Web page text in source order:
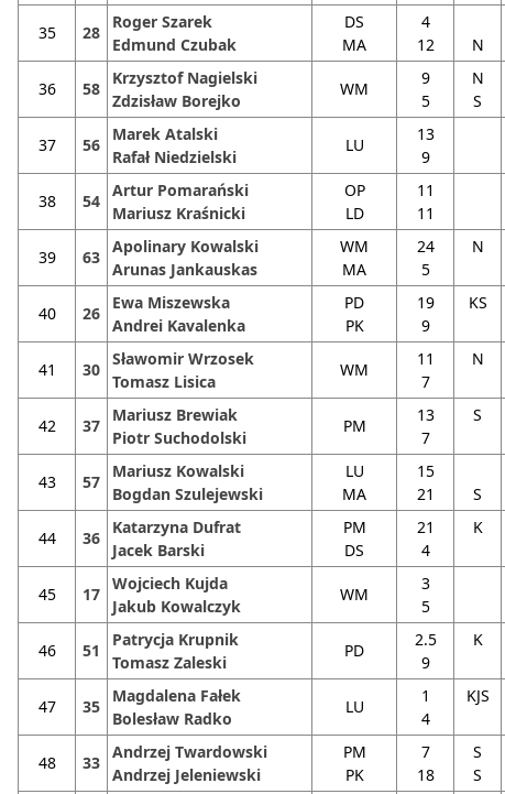
35 28
Roger Szarek
Edmund Czubak
DS
MA
4
12
N
36 58
Krzysztof Nagielski
Zdzisław Borejko
WM
9
5
N
S
37 56
Marek Atalski
Rafał Niedzielski
LU
13
9
38 54
Artur Pomarański
Mariusz Kraśnicki
OP
LD
11
11
39 63
Apolinary Kowalski
Arunas Jankauskas
WM
MA
24
5
N
40 26
Ewa Miszewska
Andrei Kavalenka
PD
PK
19
9
KS
41 30
Sławomir Wrzosek
Tomasz Lisica
WM
11
7
N
42 37
Mariusz Brewiak
Piotr Suchodolski
PM
13
7
S
43 57
Mariusz Kowalski
Bogdan Szulejewski
LU
MA
15
21
S
44 36
Katarzyna Dufrat
Jacek Barski
PM
DS
21
4
K
45 17
Wojciech Kujda
Jakub Kowalczyk
WM
3
5
46 51
Patrycja Krupnik
Tomasz Zaleski
PD
2.5
9
K
47 35
Magdalena Fałek
Bolesław Radko
LU
1
4
KJS
48 33
Andrzej Twardowski
Andrzej Jeleniewski
PM
PK
7
18
S
S